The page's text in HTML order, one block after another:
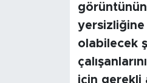
yersizliğine
olabilecek
için gerekli